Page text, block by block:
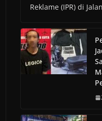
Reklame (IPR) di